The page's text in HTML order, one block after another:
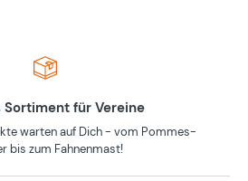
für Vereine
warten auf Dich - vom Pommes-
bis zum Fahnenmast!